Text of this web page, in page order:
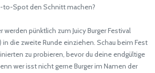
to-Spot den Schnitt machen?
pünktlich zum Juicy Burger Festival
in die zweite Runde einziehen. Schau beim Fest
zu probieren, bevor du deine endgültige
wer isst nicht gerne Burger im Namen der